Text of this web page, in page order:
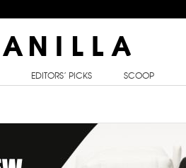
EDITORS’ PICKS SCOOP